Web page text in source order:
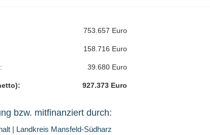
753.657 Euro
158.716 Euro
39.680 Euro
927.373 Euro
bzw. mitfinanziert durch:
| Landkreis Mansfeld-Südharz